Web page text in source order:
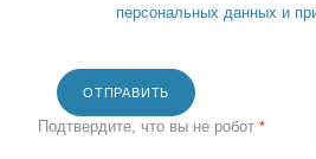
персональных данных и
ОТПРАВИТЬ
Подтвердите, что вы не робот *